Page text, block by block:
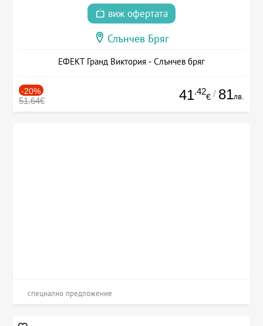
виж офертата
Слънчев Бряг
ЕФЕКТ Гранд Виктория - Слънчев бряг
-20%
51.64€ 41.42
€ / 81лв.
специално предложение